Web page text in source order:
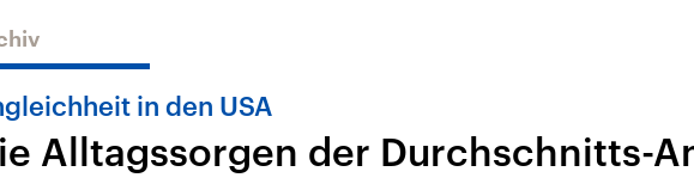
Sachsen-
USA
Aktuelle Beiträge,
Nahostkonflikt
Iran
in den USA
Alltagssorgen der Durchschnitts-